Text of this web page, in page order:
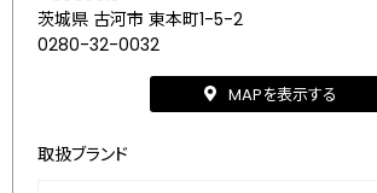
茨城県 古河市 東本町1-5-2
0280-32-0032
MAPを表示する
取扱ブランド